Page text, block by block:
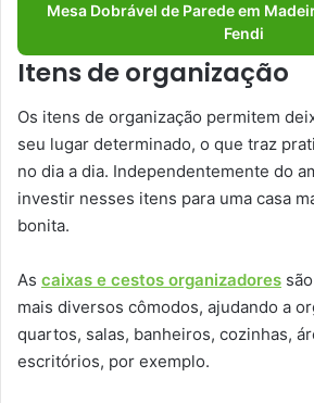
Mesa Dobrável de Parede em
Fendi
Itens de organização
Os itens de organização permitem
seu lugar determinado, o que traz
no dia a dia. Independentemente do
investir nesses itens para uma casa
bonita.
As caixas e cestos organizadores
mais diversos cômodos, ajudando a
quartos, salas, banheiros, cozinhas,
escritórios, por exemplo.